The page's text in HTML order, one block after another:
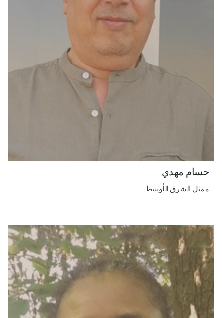
حسام مهدي
ممثل الشرق الأوسط